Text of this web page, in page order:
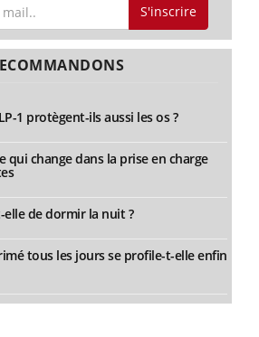
S'inscrire
1 protègent-ils aussi les os ?
qui change dans la prise en charge
elle de dormir la nuit ?
tous les jours se profile-t-elle enfin